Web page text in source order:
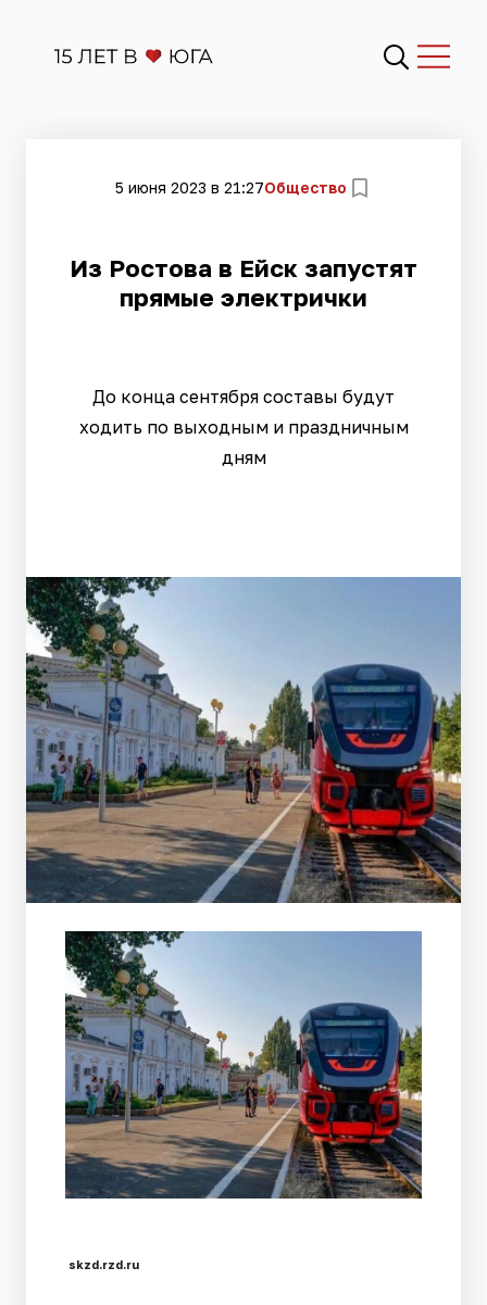
5 июня 2023 в 21:27Общество
Из Ростова в Ейск запустят
прямые электрички
До конца сентября составы будут
ходить по выходным и праздничным
дням
skzd.rzd.ru